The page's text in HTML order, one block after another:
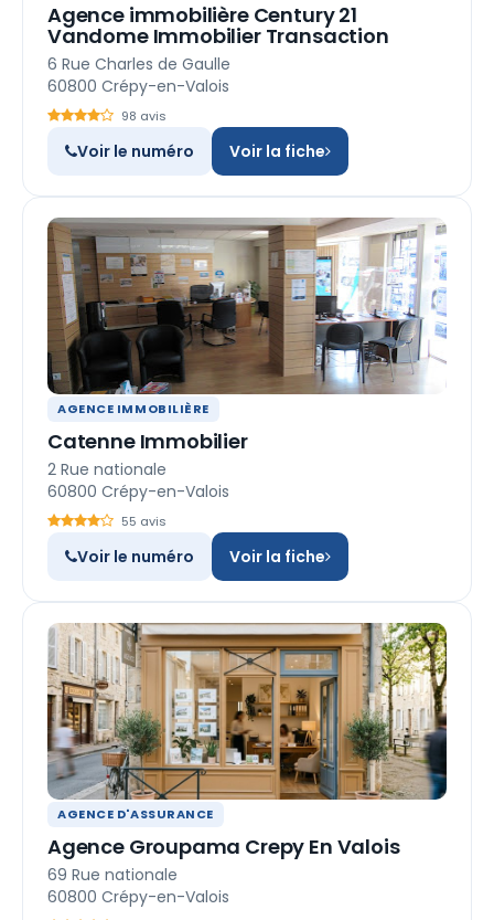
Agence immobilière Century 21
Vandome Immobilier Transaction
6 Rue Charles de Gaulle
60800 Crépy-en-Valois
98 avis
Voir le numéro Voir la fiche
AGENCE IMMOBILIÈRE
Catenne Immobilier
2 Rue nationale
60800 Crépy-en-Valois
55 avis
Voir le numéro Voir la fiche
AGENCE D'ASSURANCE
Agence Groupama Crepy En Valois
69 Rue nationale
60800 Crépy-en-Valois